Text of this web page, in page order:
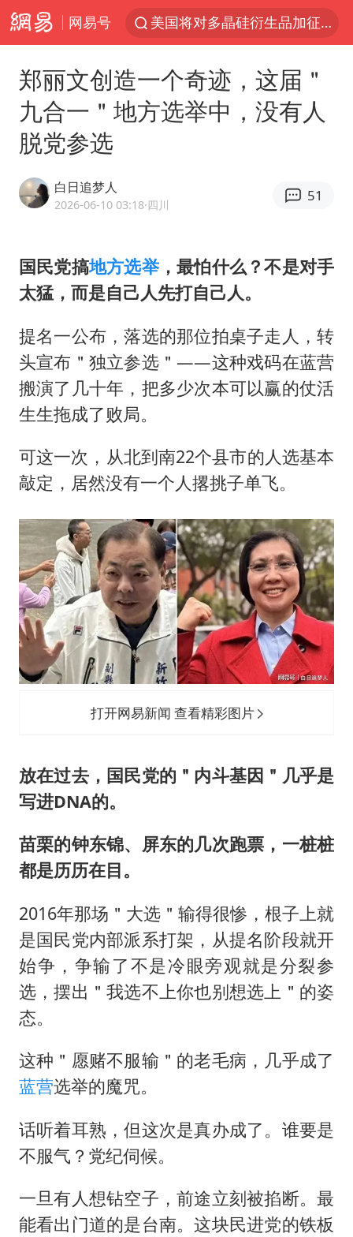
网易号
四川宜宾市发生5.0级左右地震
1岁宝宝碰坏纸巾盒 宝妈被索赔924元
70多岁父亲独自坐车到上海看望女儿
“不建议大家买深色蛋糕”
985博士后被曝在妻子孕期出轨后续
公司“上四休三”但要降薪1000元
如何把百年大党建设得更加坚强有力？
郑丽文创造一个奇迹，这届＂
九合一＂地方选举中，没有人
脱党参选
白日追梦人
2026-06-10 03:18·四川
51
国民党搞地方选举，最怕什么？不是对手
太猛，而是自己人先打自己人。
提名一公布，落选的那位拍桌子走人，转
头宣布＂独立参选＂——这种戏码在蓝营
搬演了几十年，把多少次本可以赢的仗活
生生拖成了败局。
可这一次，从北到南22个县市的人选基本
敲定，居然没有一个人撂挑子单飞。
打开网易新闻 查看精彩图片
放在过去，国民党的＂内斗基因＂几乎是
写进DNA的。
苗栗的钟东锦、屏东的几次跑票，一桩桩
都是历历在目。
2016年那场＂大选＂输得很惨，根子上就
是国民党内部派系打架，从提名阶段就开
始争，争输了不是冷眼旁观就是分裂参
选，摆出＂我选不上你也别想选上＂的姿
态。
这种＂愿赌不服输＂的老毛病，几乎成了
蓝营选举的魔咒。
话听着耳熟，但这次是真办成了。谁要是
不服气？党纪伺候。
一旦有人想钻空子，前途立刻被掐断。最
能看出门道的是台南。这块民进党的铁板